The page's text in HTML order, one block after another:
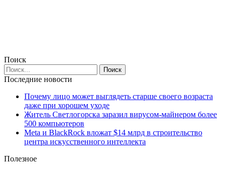
Поиск
Последние новости
Почему лицо может выглядеть старше своего возраста
даже при хорошем уходе
Житель Светлогорска заразил вирусом-майнером более
500 компьютеров
Meta и BlackRock вложат $14 млрд в строительство
центра искусственного интеллекта
Полезное